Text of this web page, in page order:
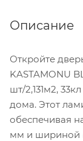
Описание
Откройте
KASTAMONU
шт/2,131м2,
дома. Этот
обеспечивая
мм и шириной